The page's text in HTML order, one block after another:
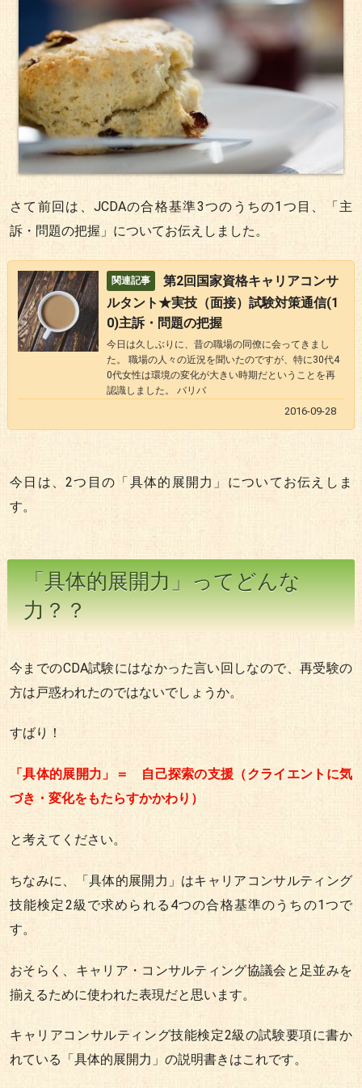
さて前回は、JCDAの合格基準3つのうちの1つ目、「主
訴・問題の把握」についてお伝えしました。
第2回国家資格キャリアコンサ
ルタント★実技（面接）試験対策通信(1
0)主訴・問題の把握
今日は久しぶりに、昔の職場の同僚に会ってきまし
た。 職場の人々の近況を聞いたのですが、特に30代4
0代女性は環境の変化が大きい時期だということを再
認識しました。 バリバ
2016-09-28
今日は、2つ目の「具体的展開力」についてお伝えしま
す。
「具体的展開力」ってどんな
力？？
今までのCDA試験にはなかった言い回しなので、再受験の
方は戸惑われたのではないでしょうか。
すばり！
「具体的展開力」＝ 自己探索の支援（クライエントに気
づき・変化をもたらすかかわり）
と考えてください。
ちなみに、「具体的展開力」はキャリアコンサルティング
技能検定2級で求められる4つの合格基準のうちの1つで
す。
おそらく、キャリア・コンサルティング協議会と足並みを
揃えるために使われた表現だと思います。
キャリアコンサルティング技能検定2級の試験要項に書か
れている「具体的展開力」の説明書きはこれです。